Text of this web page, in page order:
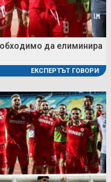
да елиминира
ЕКСПЕРТЪТ ГОВОРИ